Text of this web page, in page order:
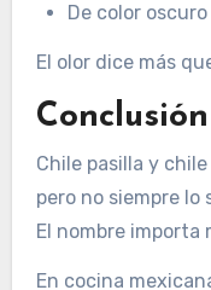
De color
El olor dice más
Conclusión
Chile pasilla y
pero no siempre lo
El nombre importa
En cocina